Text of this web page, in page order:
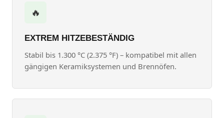
🔥
EXTREM HITZEBESTÄNDIG
Stabil bis 1.300 °C (2.375 °F) – kompatibel mit allen
gängigen Keramiksystemen und Brennöfen.